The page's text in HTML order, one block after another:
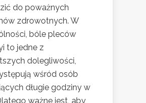
do poważnych
zdrowotnych. W
bóle pleców
to jedne z
dolegliwości,
wśród osób
długie godziny w
ważne jest, aby